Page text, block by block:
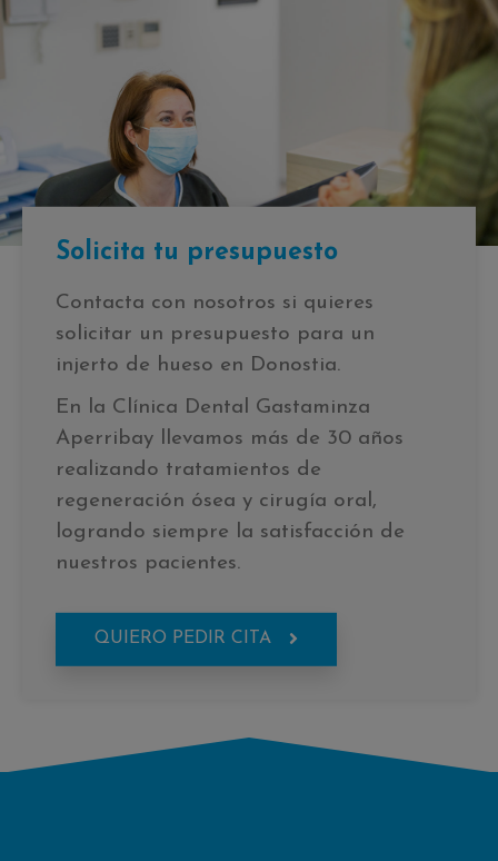
Solicita tu presupuesto
Contacta con nosotros si quieres
solicitar un presupuesto para un
injerto de hueso en Donostia.
En la Clínica Dental Gastaminza
Aperribay llevamos más de 30 años
realizando tratamientos de
regeneración ósea y cirugía oral,
logrando siempre la satisfacción de
nuestros pacientes.
QUIERO PEDIR CITA